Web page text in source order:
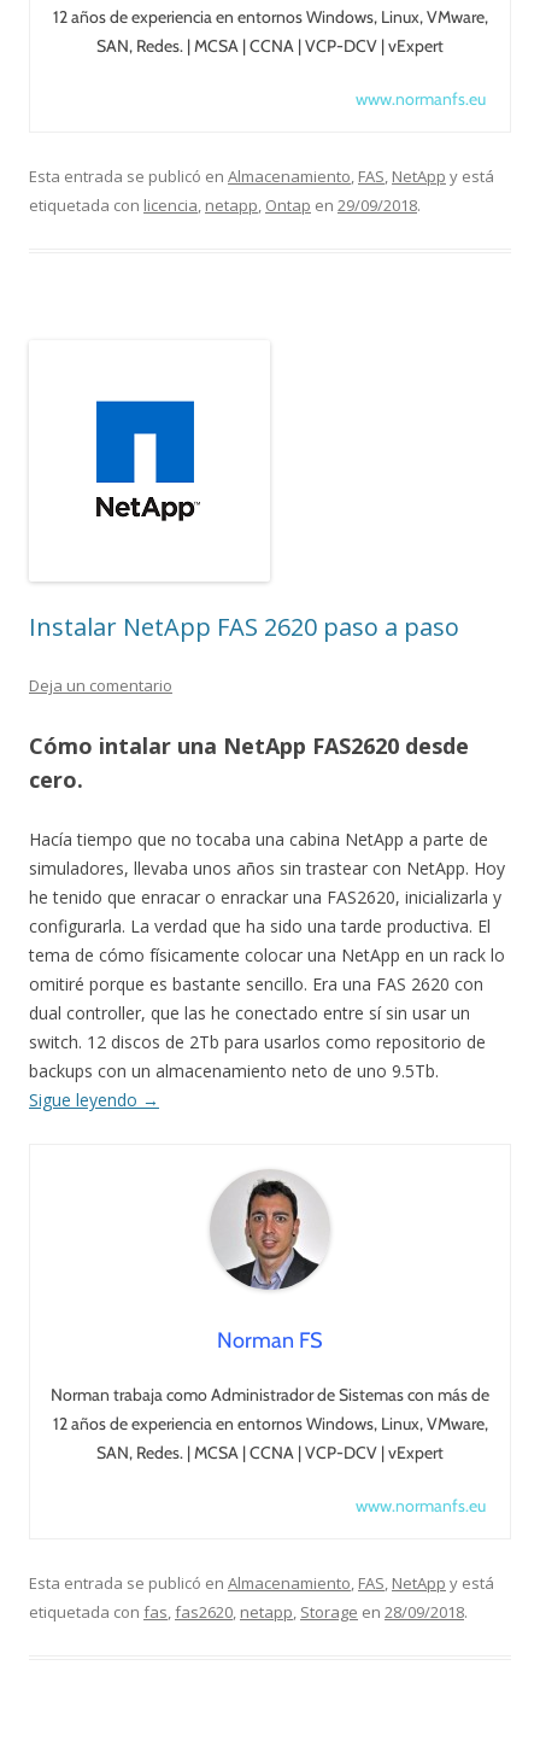
12 años de experiencia en entornos Windows, Linux, VMware,
SAN, Redes. | MCSA | CCNA | VCP-DCV | vExpert
www.normanfs.eu
Esta entrada se publicó en Almacenamiento, FAS, NetApp y está
etiquetada con licencia, netapp, Ontap en 29/09/2018.
Instalar NetApp FAS 2620 paso a paso
Deja un comentario
Cómo intalar una NetApp FAS2620 desde
cero.
Hacía tiempo que no tocaba una cabina NetApp a parte de
simuladores, llevaba unos años sin trastear con NetApp. Hoy
he tenido que enracar o enrackar una FAS2620, inicializarla y
configurarla. La verdad que ha sido una tarde productiva. El
tema de cómo físicamente colocar una NetApp en un rack lo
omitiré porque es bastante sencillo. Era una FAS 2620 con
dual controller, que las he conectado entre sí sin usar un
switch. 12 discos de 2Tb para usarlos como repositorio de
backups con un almacenamiento neto de uno 9.5Tb.
Sigue leyendo →
Norman FS
Norman trabaja como Administrador de Sistemas con más de
12 años de experiencia en entornos Windows, Linux, VMware,
SAN, Redes. | MCSA | CCNA | VCP-DCV | vExpert
www.normanfs.eu
Esta entrada se publicó en Almacenamiento, FAS, NetApp y está
etiquetada con fas,fas2620, netapp, Storage en 28/09/2018.